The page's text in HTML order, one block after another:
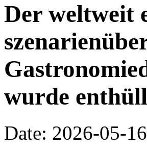
Der weltweit
wurde
Date: 2026-05-16